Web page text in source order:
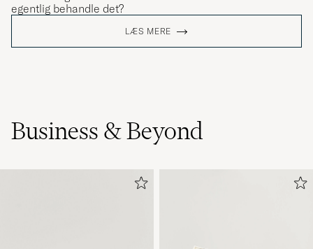
egentlig behandle det?
LÆS MERE
Business & Beyond